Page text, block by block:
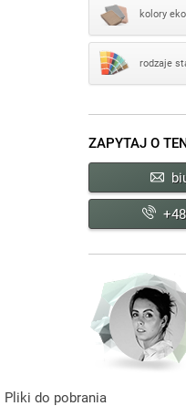
kolory
rodzaje
ZAPYTAJ O
Pliki do pobrania